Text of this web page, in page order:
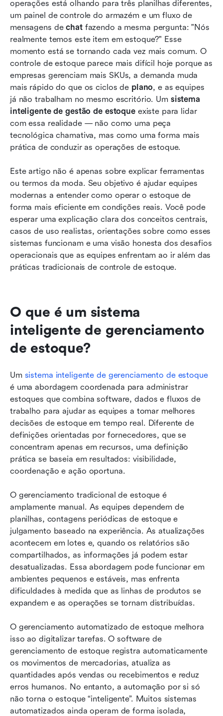
operações está olhando para três planilhas diferentes,
um painel de controle do armazém e um fluxo de
mensagens de chat fazendo a mesma pergunta: "Nós
realmente temos este item em estoque?" Esse
momento está se tornando cada vez mais comum. O
controle de estoque parece mais difícil hoje porque as
empresas gerenciam mais SKUs, a demanda muda
mais rápido do que os ciclos de plano, e as equipes
já não trabalham no mesmo escritório. Um sistema
inteligente de gestão de estoque existe para lidar
com essa realidade — não como uma peça
tecnológica chamativa, mas como uma forma mais
prática de conduzir as operações de estoque.
Este artigo não é apenas sobre explicar ferramentas
ou termos da moda. Seu objetivo é ajudar equipes
modernas a entender como operar o estoque de
forma mais eficiente em condições reais. Você pode
esperar uma explicação clara dos conceitos centrais,
casos de uso realistas, orientações sobre como esses
sistemas funcionam e uma visão honesta dos desafios
operacionais que as equipes enfrentam ao ir além das
práticas tradicionais de controle de estoque.
O que é um sistema
inteligente de gerenciamento
de estoque?
Um sistema inteligente de gerenciamento de estoque
é uma abordagem coordenada para administrar
estoques que combina software, dados e fluxos de
trabalho para ajudar as equipes a tomar melhores
decisões de estoque em tempo real. Diferente de
definições orientadas por fornecedores, que se
concentram apenas em recursos, uma definição
prática se baseia em resultados: visibilidade,
coordenação e ação oportuna.
O gerenciamento tradicional de estoque é
amplamente manual. As equipes dependem de
planilhas, contagens periódicas de estoque e
julgamento baseado na experiência. As atualizações
acontecem em lotes e, quando os relatórios são
compartilhados, as informações já podem estar
desatualizadas. Essa abordagem pode funcionar em
ambientes pequenos e estáveis, mas enfrenta
dificuldades à medida que as linhas de produtos se
expandem e as operações se tornam distribuídas.
O gerenciamento automatizado de estoque melhora
isso ao digitalizar tarefas. O software de
gerenciamento de estoque registra automaticamente
os movimentos de mercadorias, atualiza as
quantidades após vendas ou recebimentos e reduz
erros humanos. No entanto, a automação por si só
não torna o estoque “inteligente”. Muitos sistemas
automatizados ainda operam de forma isolada,
Gestão inteligente de inventário como um
desafio de colaboração
Lark: possibilitando decisões mais inteligentes
de inventário entre equipes
Tendências futuras em sistemas inteligentes de
gerenciamento de inventário
Conclusão
Perguntas frequentes
Leitura relacionada